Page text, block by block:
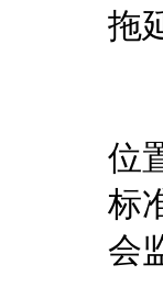
拖
位
标
会